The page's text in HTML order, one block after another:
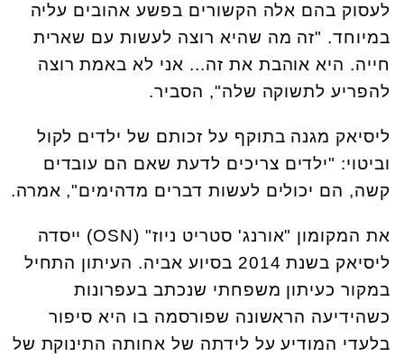
לעסוק בהם אלה הקשורים בפשע אהובים עליה
במיוחד. "זה מה שהיא רוצה לעשות עם שארית
חייה. היא אוהבת את זה... אני לא באמת רוצה
להפריע לתשוקה שלה", הסביר.
ליסיאק מגנה בתוקף על זכותם של ילדים לקול
וביטוי: "ילדים צריכים לדעת שאם הם עובדים
קשה, הם יכולים לעשות דברים מדהימים", אמרה.
את המקומון "אורנג' סטריט ניוז" (OSN) ייסדה
ליסיאק בשנת 2014 בסיוע אביה. העיתון התחיל
במקור כעיתון משפחתי שנכתב בעפרונות
כשהידיעה הראשונה שפורסמה בו היא סיפור
בלעדי המודיע ​​על לידתה של אחותה התינוקת של